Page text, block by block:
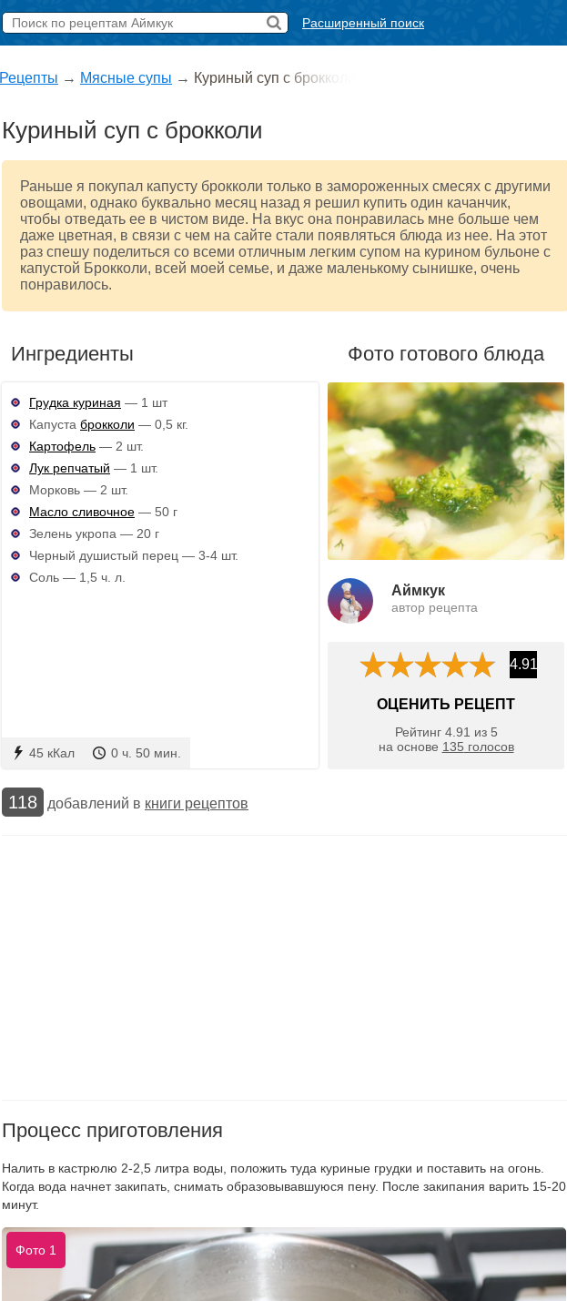
Расширенный поиск
Рецепты → Мясные супы → Куриный суп с брокколи
Куриный суп с брокколи
Раньше я покупал капусту брокколи только в замороженных смесях с другими
овощами, однако буквально месяц назад я решил купить один качанчик,
чтобы отведать ее в чистом виде. На вкус она понравилась мне больше чем
даже цветная, в связи с чем на сайте стали появляться блюда из нее. На этот
раз спешу поделиться со всеми отличным легким супом на курином бульоне с
капустой Брокколи, всей моей семье, и даже маленькому сынишке, очень
понравилось.
Ингредиенты
Грудка куриная — 1 шт
Капуста брокколи — 0,5 кг.
Картофель — 2 шт.
Лук репчатый — 1 шт.
Морковь — 2 шт.
Масло сливочное — 50 г
Зелень укропа — 20 г
Черный душистый перец — 3-4 шт.
Соль — 1,5 ч. л.
45 кКал 0 ч. 50 мин.
Фото готового блюда
Аймкук
автор рецепта
4.91
ОЦЕНИТЬ РЕЦЕПТ
Рейтинг 4.91 из 5
на основе 135 голосов
118 добавлений в книги рецептов
Процесс приготовления
Налить в кастрюлю 2-2,5 литра воды, положить туда куриные грудки и поставить на огонь.
Когда вода начнет закипать, снимать образовывавшуюся пену. После закипания варить 15-20
минут.
Фото 1